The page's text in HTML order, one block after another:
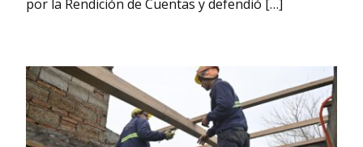
por la Rendición de Cuentas y defendió […]